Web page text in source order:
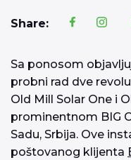
Share:
Sa ponosom
probni rad dve
Old Mill Solar One i
prominentnom BIG
Sadu, Srbija. Ove
poštovanog klijenta